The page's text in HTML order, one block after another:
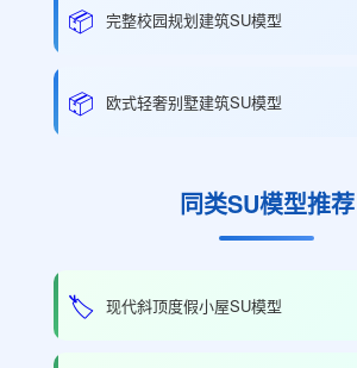
📦 完整校园规划建筑SU模型
📦 欧式轻奢别墅建筑SU模型
同类SU模型推荐
🏷️ 现代斜顶度假小屋SU模型